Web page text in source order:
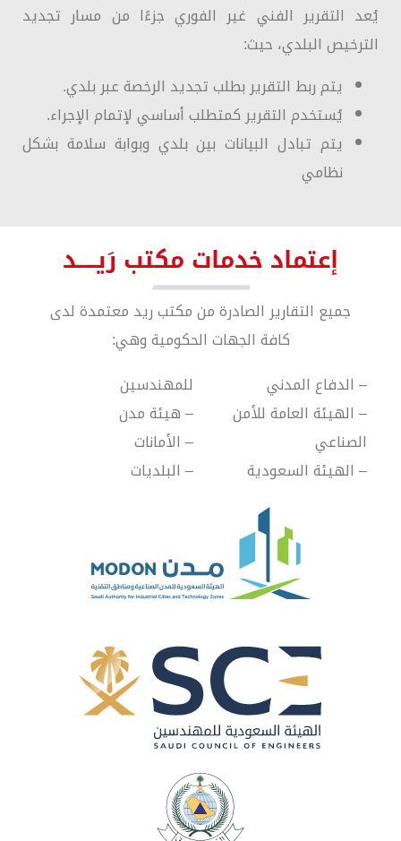
يُعد التقرير الفني غير الفوري جزءًا من مسار تجديد
الترخيص البلدي، حيث:
يتم ربط التقرير بطلب تجديد الرخصة عبر بلدي.
يُستخدم التقرير كمتطلب أساسي لإتمام الإجراء.
يتم تبادل البيانات بين بلدي وبوابة سلامة بشكل
نظامي
إعتماد خدمات مكتب رَيــــــد
جميع التقارير الصادرة من مكتب ريد معتمدة لدى
كافة الجهات الحكومية وهي:
– الدفاع المدني
الصناعي
للمهندسين
– هيئة مدن
– الأمانات
– البلديات